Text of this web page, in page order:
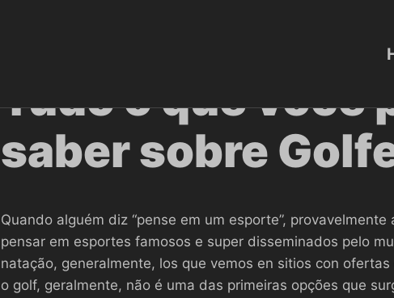
Tudo o que você
saber sobre
Quando alguém diz “pense em um esporte”,
pensar em esportes famosos e super disseminados pelo
natação, generalmente, los que vemos en sitios con ofertas
o golf, geralmente, não é uma das primeiras opções que